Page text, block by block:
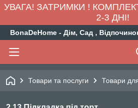
УВАГА! ЗАТРИМКИ !
2-3 ДНІ!
BonaDeHome - Дім, Сад ,
Товари та послуги Товари